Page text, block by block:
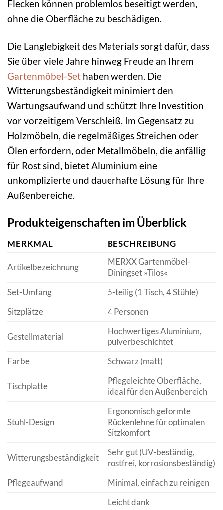
Flecken können problemlos beseitigt werden,
ohne die Oberfläche zu beschädigen.
Die Langlebigkeit des Materials sorgt dafür, dass
Sie über viele Jahre hinweg Freude an Ihrem
Gartenmöbel-Set haben werden. Die
Witterungsbeständigkeit minimiert den
Wartungsaufwand und schützt Ihre Investition
vor vorzeitigem Verschleiß. Im Gegensatz zu
Holzmöbeln, die regelmäßiges Streichen oder
Ölen erfordern, oder Metallmöbeln, die anfällig
für Rost sind, bietet Aluminium eine
unkomplizierte und dauerhafte Lösung für Ihre
Außenbereiche.
Produkteigenschaften im Überblick
MERKMAL BESCHREIBUNG
Artikelbezeichnung
MERXX Gartenmöbel-
Diningset »Tilos«
Set-Umfang
5-teilig (1 Tisch, 4 Stühle)
Sitzplätze
4 Personen
Gestellmaterial
Hochwertiges Aluminium,
pulverbeschichtet
Farbe
Schwarz (matt)
Tischplatte
Pflegeleichte Oberfläche,
ideal für den Außenbereich
Stuhl-Design
Ergonomisch geformte
Rückenlehne für optimalen
Sitzkomfort
Witterungsbeständigkeit
Sehr gut (UV-beständig,
rostfrei, korrosionsbeständig)
Pflegeaufwand
Minimal, einfach zu reinigen
Leicht dank